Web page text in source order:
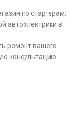
Coupe 2.0,
Elantra 1.6 GLS,
1.8 16V,
FX, Tucson 2.0,
по стартерам,
автоэлектрики в
ремонт вашего
консультацию.